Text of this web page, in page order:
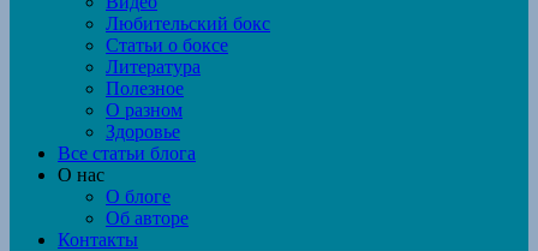
Любительский бокс
Статьи о боксе
Литература
Полезное
О разном
Здоровье
Все статьи блога
О нас
О блоге
Об авторе
Контакты